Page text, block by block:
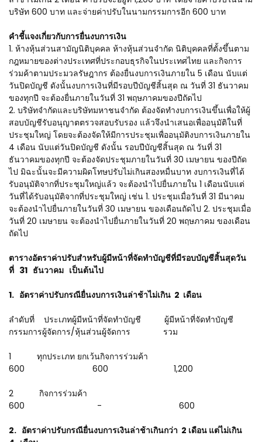
บริษัท 600 บาท และจ่ายค่าปรับในนามกรรมการอีก 600 บาท
คำชี้แจงเกี่ยวกับการยื่นงบการเงิน
1. ห้างหุ้นส่วนสามัญนิติบุคคล ห้างหุ้นส่วนจำกัด นิติบุคคลที่ตั้งขึ้นตาม
กฎหมายของต่างประเทศที่ประกอบธุรกิจในประเทศไทย และกิจการ
ร่วมค้าตามประมวลรัษฎากร ต้องยื่นงบการเงินภายใน 5 เดือน นับแต่
วันปิดบัญชี ดังนั้นงบการเงินที่มีรอบปีบัญชีสิ้นสุด ณ วันที่ 31 ธันวาคม
ของทุกปี จะต้องยื่นภายในวันที่ 31 พฤษภาคมของปีถัดไป
2. บริษัทจำกัดและบริษัทมหาชนจำกัด ต้องจัดทำงบการเงินขึ้นเพื่อให้ผู้
สอบบัญชีรับอนุญาตตรวจสอบรับรอง แล้วจึงนำเสนอเพื่ออนุมัติในที่
ประชุมใหญ่ โดยจะต้องจัดให้มีการประชุมเพื่ออนุมัติงบการเงินภายใน
4 เดือน นับแต่วันปิดบัญชี ดังนั้น รอบปีบัญชีสิ้นสุด ณ วันที่ 31
ธันวาคมของทุกปี จะต้องจัดประชุมภายในวันที่ 30 เมษายน ของปีถัด
ไป มิฉะนั้นจะมีความผิดโทษปรับไม่เกินสองหมื่นบาท งบการเงินที่ได้
รับอนุมัติจากที่ประชุมใหญ่แล้ว จะต้องนำไปยื่นภายใน 1 เดือนนับแต่
วันที่ได้รับอนุมัติจากที่ประชุมใหญ่ เช่น 1. ประชุมเมื่อวันที่ 31 มีนาคม
จะต้องนำไปยื่นภายในวันที่ 30 เมษายน ของเดือนถัดไป 2. ประชุมเมื่อ
วันที่ 20 เมษายน จะต้องนำไปยื่นภายในวันที่ 20 พฤษภาคม ของเดือน
ถัดไป
ตารางอัตราค่าปรับสำหรับผู้มีหน้าที่จัดทำบัญชีที่มีรอบบัญชีสิ้นสุดวัน
ที่ 31 ธันวาคม เป็นต้นไป
1. อัตราค่าปรับกรณียื่นงบการเงินล่าช้าไม่เกิน 2 เดือน
ลำดับที่ ประเภทผู้มีหน้าที่จัดทำบัญชี ผู้มีหน้าที่จัดทำบัญชี
กรรมการผู้จัดการ/หุ้นส่วนผู้จัดการ รวม
1 ทุกประเภท ยกเว้นกิจการร่วมค้า
600 600 1,200
2 กิจการร่วมค้า
600 - 600
2. อัตราค่าปรับกรณียื่นงบการเงินล่าช้าเกินกว่า 2 เดือน แต่ไม่เกิน